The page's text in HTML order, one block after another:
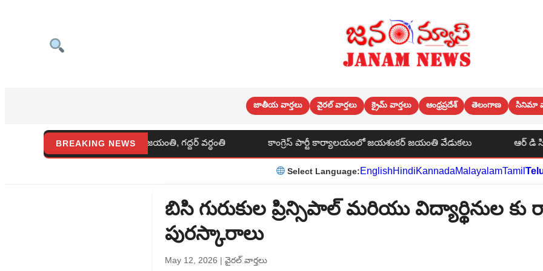
జాతీయ వార్తలు వైరల్ వార్తలు క్రైమ్ వార్తలు ఆంధ్రప్రదేశ్ తెలంగాణ సినిమా
BREAKING NEWS
జయంతి, గద్దర్ వర్ధంతి కాంగ్రెస్ పార్టీ కార్యాలయంలో జయశంకర్ జయంతి వేడుకలు ఆర్ డి సి కెనాల్ కు నీళ్లు రావడం లేదు
Select Language:EnglishHindiKannadaMalayalamTamil
బిసి గురుకుల ప్రిన్సిపాల్ మరియు విద్యార్థినుల కు
పురస్కారాలు
May 12, 2026 | వైరల్ వార్తలు